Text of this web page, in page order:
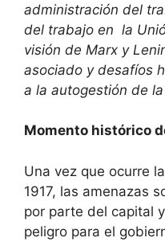
administración del
del trabajo en la
visión de Marx y
asociado y desafíos
a la autogestión de
Momento histórico
Una vez que ocurre
1917, las amenazas
por parte del capital
peligro para el